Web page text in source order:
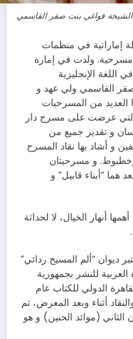
الشيخة فواغي بنت صقر القاسمي
إماراتية في منظمات
مسرحية. ولدت في إمارة
الإنجليزية
القاسمي ولي عهد و
العديد من المسرحيات
التي عرضت على مسرح دار
و نالت استحسان و تقدير جميع من
و أشاد بها نقاد المسرح
و مسرحيتان
“أبناء قابيل” و
أنهار الخيال، لا لحداثة
ديوان “ألم المسيح ردائي”
العربية للنشر بجمهورية
الدولي للكتاب عام
أثناء وبعد المعرض، ثم
(موائد الحنين) و هو